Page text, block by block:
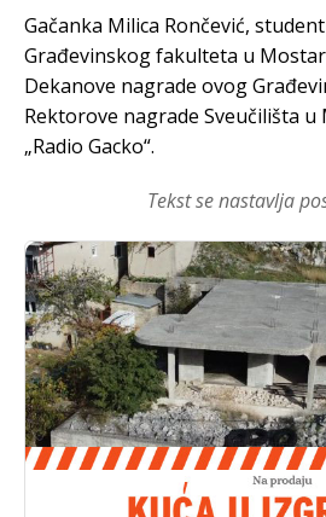
Gačanka Milica Rončević,
Građevinskog fakulteta u
Dekanove nagrade ovog
Rektorove nagrade Sveučilišta
„Radio Gacko“.
Tekst se nastavlja